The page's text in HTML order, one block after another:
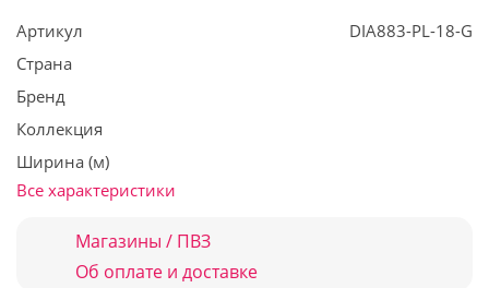
Артикул
Страна
Бренд
Коллекция
Ширина (м)
DIA883-PL-18-G
Все характеристики
Магазины / ПВЗ
Об оплате и доставке